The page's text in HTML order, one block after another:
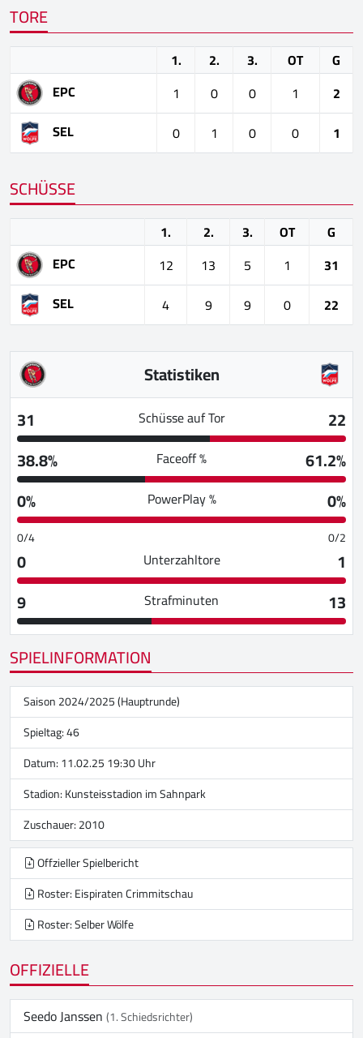
TORE
1. 2. 3. OT
G
EPC
1 0 0 1
2
SEL
0 1 0 0 1
SCHÜSSE
1. 2. 3. OT
G
EPC
12 13 5 1
31
SEL
4 9 9 0 22
Statistiken
31
Schüsse auf Tor
22
38.8%
Faceoff %
61.2%
0%
PowerPlay % 0%
0/4 0/2
0 Unterzahltore
1
9
Strafminuten
13
SPIELINFORMATION
Saison 2024/2025 (Hauptrunde)
Spieltag: 46
Datum: 11.02.25 19:30 Uhr
Stadion:Kunsteisstadion im Sahnpark
Zuschauer: 2010
Offzieller Spielbericht
Roster: Eispiraten Crimmitschau
Roster: Selber Wölfe
OFFIZIELLE
Seedo Janssen(1. Schiedsrichter)